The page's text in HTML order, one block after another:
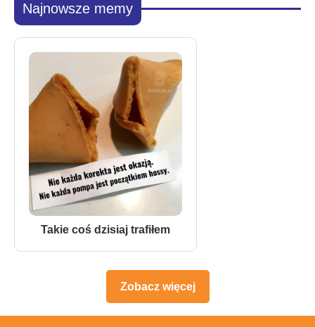
Najnowsze memy
Takie coś dzisiaj trafiłem
Zobacz więcej